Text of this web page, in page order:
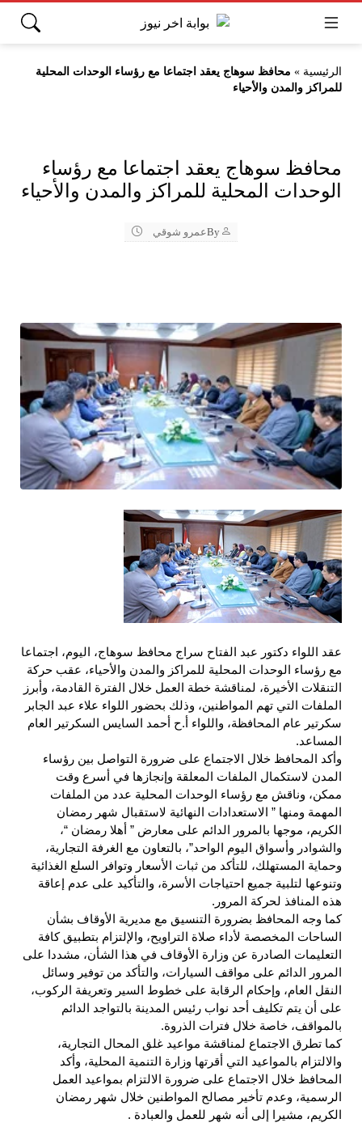
الرئيسية » محافظ سوهاج يعقد اجتماعا مع رؤساء الوحدات المحلية
للمراكز والمدن والأحياء
محافظ سوهاج يعقد اجتماعا مع رؤساء
الوحدات المحلية للمراكز والمدن والأحياء
Byعمرو شوقي
عقد اللواء دكتور عبد الفتاح سراج محافظ سوهاج، اليوم، اجتماعا
مع رؤساء الوحدات المحلية للمراكز والمدن والأحياء، عقب حركة
التنقلات الأخيرة، لمناقشة خطة العمل خلال الفترة القادمة، وأبرز
الملفات التي تهم المواطنين، وذلك بحضور اللواء علاء عبد الجابر
سكرتير عام المحافظة، واللواء أ.ح أحمد السايس السكرتير العام
المساعد.
وأكد المحافظ خلال الاجتماع على ضرورة التواصل بين رؤساء
المدن لاستكمال الملفات المعلقة وإنجازها في أسرع وقت
ممكن، وناقش مع رؤساء الوحدات المحلية عدد من الملفات
المهمة ومنها ” الاستعدادات النهائية لاستقبال شهر رمضان
الكريم، موجها بالمرور الدائم على معارض ” أهلا رمضان “،
والشوادر وأسواق اليوم الواحد”، بالتعاون مع الغرفة التجارية،
وحماية المستهلك، للتأكد من ثبات الأسعار وتوافر السلع الغذائية
وتنوعها لتلبية جميع احتياجات الأسرة، والتأكيد على عدم إعاقة
هذه المنافذ لحركة المرور.
كما وجه المحافظ بضرورة التنسيق مع مديرية الأوقاف بشأن
الساحات المخصصة لأداء صلاة التراويح، والإلتزام بتطبيق كافة
التعليمات الصادرة عن وزارة الأوقاف في هذا الشأن، مشددا على
المرور الدائم على مواقف السيارات، والتأكد من توفير وسائل
النقل العام، وإحكام الرقابة على خطوط السير وتعريفة الركوب،
على أن يتم تكليف أحد نواب رئيس المدينة بالتواجد الدائم
بالمواقف، خاصة خلال فترات الذروة.
كما تطرق الاجتماع لمناقشة مواعيد غلق المحال التجارية،
والالتزام بالمواعيد التي أقرتها وزارة التنمية المحلية، وأكد
المحافظ خلال الاجتماع على ضرورة الالتزام بمواعيد العمل
الرسمية، وعدم تأخير مصالح المواطنين خلال شهر رمضان
الكريم، مشيرا إلى أنه شهر للعمل والعبادة .